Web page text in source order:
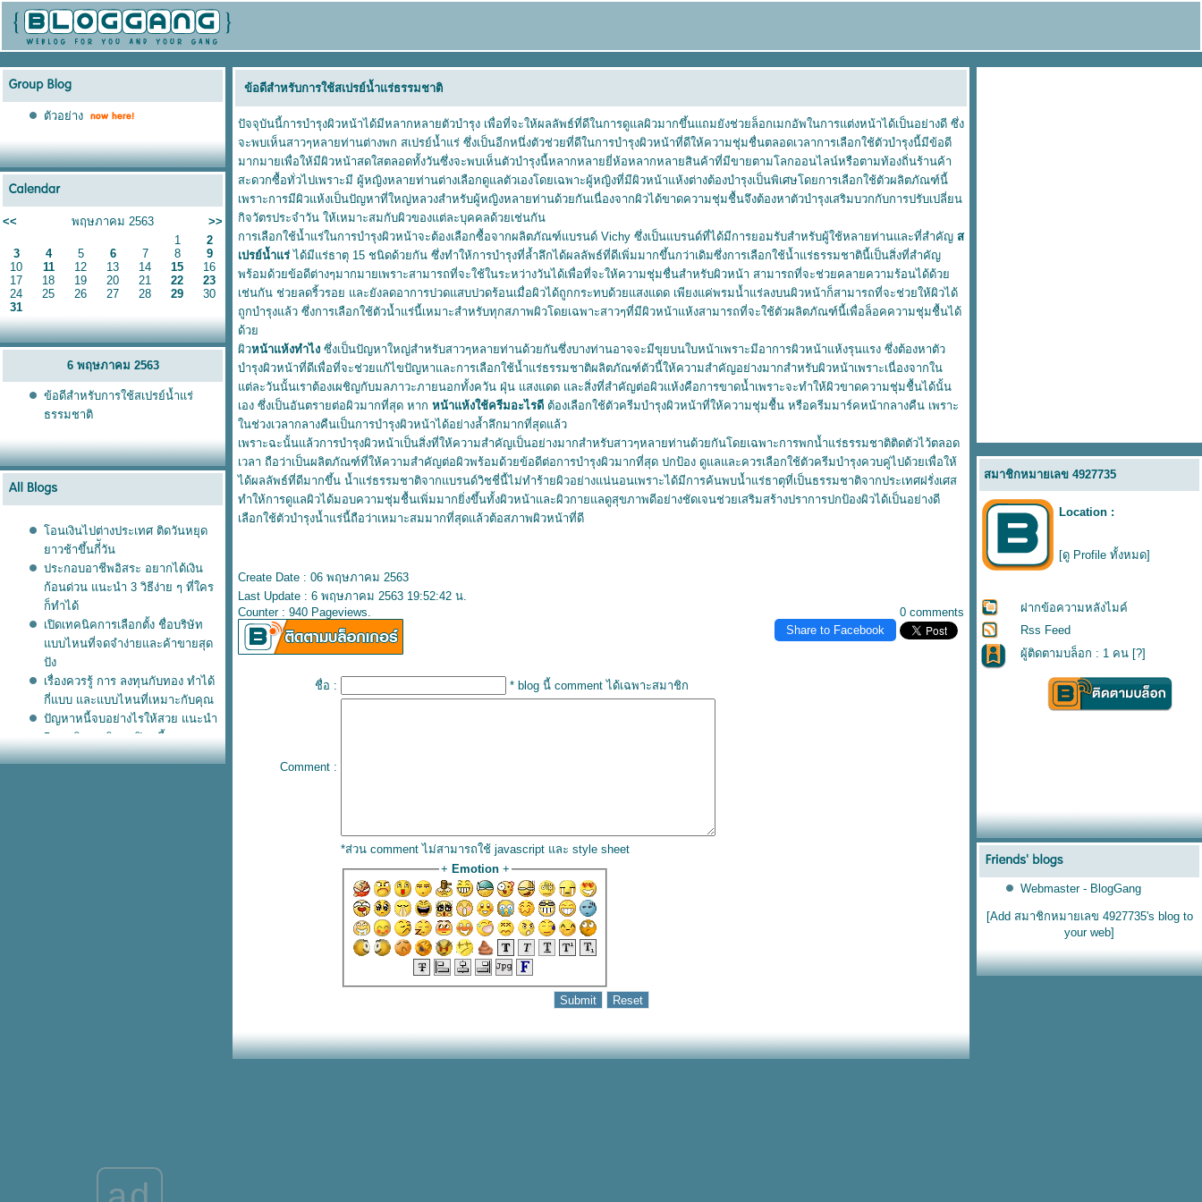
ตัวอย่าง
<< พฤษภาคม 2563
>>
1
2
3
4 5 6 7 8
9
10
11 12 13 14 15
16
17
18 19 20 21 22
23
24
25 26 27 28 29
30
31
6 พฤษภาคม 2563
ข้อดีสำหรับการใช้สเปรย์น้ำแร่
ธรรมชาติ
อนเงินไปต่างประเทศ ติดวันหยุด
าวช้าขึ้นกี่ัวัน
ประกอบอาชีพอิสระ อยากได้เงิน
ก้อนด่วน แนะนำ 3 วิธีง่าย ๆ ที่ใคร
ก็ทำได้
เปิดเทคนิคการเลือกตั้ง ชื่อบริษัท
บบไหนที่จดจำง่ายและค้าขายสุด
ปัง
เรื่องควรรู้ การ ลงทุนกับทอง ทำได้
กี่แบบ และแบบไหนที่เหมาะกับคุณ
ปัญหาหนี้จบอย่างไรให้สวย แนะนำ
5 เทคนิคหาเงินมาปิดหนี้
อปพลิเคชั่นธนาคาร เคล็ดลับโอน
ผ่านแอปธนาคารแบบเข้าใจง่าย แต่
ทำให้ชีวิตง่ายกว่า
ข้อดีสำหรับการใช้สเปรย์น้ำแร่ธรรมชาติ
ปัจจุบันนี้การบำรุงผิวหน้าได้มีหลากหลายตัวบำรุง เพื่อที่จะให้ผลลัพธ์ที่ดีในการดูแลผิวมากขึ้นแถมยังช่วยล็อกเมกอัพในการแต่งหน้าได้เป็นอย่างดี ซึ่ง
จะพบเห็นสาวๆหลายท่านต่างพก สเปรย์น้ำแร่ ซึ่งเป็นอีกหนึ่งตัวช่วยที่ดีในการบำรุงผิวหน้าที่ดีให้ความชุ่มชื่นตลอดเวลาการเลือกใช้ตัวบำรุงนี้มีข้อดี
มากมายเพื่อให้มีผิวหน้าสดใสตลอดทั้งวันซึ่งจะพบเห็นตัวบำรุงนี้หลากหลายยี่ห้อหลากหลายสินค้าที่มีขายตามโลกออนไลน์หรือตามท้องถิ่นร้านค้า
สะดวกซื้อทั่วไปเพราะมี ผู้หญิงหลายท่านต่างเลือกดูแลตัวเองโดยเฉพาะผู้หญิงที่มีผิวหน้าแห้งต่างต้องบำรุงเป็นพิเศษโดยการเลือกใช้ตัวผลิตภัณฑ์นี้
เพราะการมีผิวแห้งเป็นปัญหาที่ใหญ่หลวงสำหรับผู้หญิงหลายท่านด้วยกันเนื่องจากผิวได้ขาดความชุ่มชื้นจึงต้องหาตัวบำรุงเสริมบวกกับการปรับเปลี่ยน
กิจวัตรประจำวัน ให้เหมาะสมกับผิวของแต่ละบุคคลด้วยเช่นกัน
การเลือกใช้น้ำแร่ในการบำรุงผิวหน้าจะต้องเลือกซื้อจากผลิตภัณฑ์แบรนด์ Vichy ซึ่งเป็นแบรนด์ที่ได้มีการยอมรับสำหรับผู้ใช้หลายท่านและที่สำคัญ ส
เปรย์น้ำแร่ ได้มีแร่ธาตุ 15 ชนิดด้วยกัน ซึ่งทำให้การบำรุงที่ล้ำลึกได้ผลลัพธ์ที่ดีเพิ่มมากขึ้นกว่าเดิมซึ่งการเลือกใช้น้ำแร่ธรรมชาตินี้เป็นสิ่งที่สำคัญ
พร้อมด้วยข้อดีต่างๆมากมายเพราะสามารถที่จะใช้ในระหว่างวันได้เพื่อที่จะให้ความชุ่มชื่นสำหรับผิวหน้า สามารถที่จะช่วยคลายความร้อนได้ด้ว
เช่นกัน ช่วยลดริ้วรอย และยังลดอาการปวดแสบปวดร้อนเมื่อผิวได้ถูกกระทบด้วยแสงแดด เพียงแค่พรมน้ำแร่ลงบนผิวหน้าก็สามารถที่จะช่วยให้ผิวได้
ถูกบำรุงแล้ว ซึ่งการเลือกใช้ตัวน้ำแร่นี้เหมาะสำหรับทุกสภาพผิวโดยเฉพาะสาวๆที่มีผิวหน้าแห้งสามารถที่จะใช้ตัวผลิตภัณฑ์นี้เพื่อล็อคความชุ่มชื้นได้
ด้ว
ผิวหน้าแห้งทำไง ซึ่งเป็นปัญหาใหญ่สำหรับสาวๆหลายท่านด้วยกันซึ่งบางท่านอาจจะมีขุยบนใบหน้าเพราะมีอาการผิวหน้าแห้งรุนแรง ซึ่งต้องหาตัว
บำรุงผิวหน้าที่ดีเพื่อที่จะช่วยแก้ไขปัญหาและการเลือกใช้น้ำแร่ธรรมชาติผลิตภัณฑ์ตัวนี้ให้ความสำคัญอย่างมากสำหรับผิวหน้าเพราะเนื่องจากใน
ต่ละวันนั้นเราต้องเผชิญกับมลภาวะภายนอกทั้งควัน ฝุ่น แสงแดด และสิ่งที่สำคัญต่อผิวแห้งคือการขาดน้ำเพราะจะทำให้ผิวขาดความชุ่มชื้นได้นั้น
เอง ซึ่งเป็นอันตรายต่อผิวมากที่สุด หาก หน้าแห้งใช้ครีมอะไรดี ต้องเลือกใช้ตัวครีมบำรุงผิวหน้าที่ให้ความชุ่มชื้น หรือครีมมาร์คหน้ากลางคืน เพราะ
นช่วงเวลากลางคืนเป็นการบำรุงผิวหน้าได้อย่างล้ำลึกมากที่สุดแล้ว
เพราะฉะนั้นแล้วการบำรุงผิวหน้าเป็นสิ่งที่ให้ความสำคัญเป็นอย่างมากสำหรับสาวๆหลายท่านด้วยกันโดยเฉพาะการพกน้ำแร่ธรรมชาติติดตัวไว้ตลอด
เวลา ถือว่าเป็นผลิตภัณฑ์ที่ให้ความสำคัญต่อผิวพร้อมด้วยข้อดีต่อการบำรุงผิวมากที่สุด ปกป้อง ดูแลและควรเลือกใช้ตัวครีมบำรุงควบคู่ไปด้วยเพื่อให้
ได้ผลลัพธ์ที่ดีมากขึ้น น้ำแร่ธรรมชาติจากแบรนด์วิชชี่นี้ไม่ทำร้ายผิวอย่างแน่นอนเพราะได้มีการค้นพบน้ำแร่ธาตุที่เป็นธรรมชาติจากประเทศฝรั่งเศส
ทำให้การดูแลผิวได้มอบความชุ่มชื้นเพิ่มมากยิ่งขึ้นทั้งผิวหน้าและผิวกายแลดูสุขภาพดีอย่างชัดเจนช่วยเสริมสร้างปราการปกป้องผิวได้เป็นอย่างดี
เลือกใช้ตัวบำรุงน้ำแร่นี้ถือว่าเหมาะสมมากที่สุดแล้วต้อสภาพผิวหน้าที่ดี
Create Date : 06 พฤษภาคม 2563
Last Update : 6 พฤษภาคม 2563 19:52:42 น.
0 comments
Counter : 940 Pageviews.
Share to Facebook
ชื่อ : * blog นี้ comment ได้เฉพาะสมาชิก
Comment :
*ส่วน comment ไม่สามารถใช้ javascript และ style sheet
+ Emotion+
สมาชิกหมายเลข 4927735
Location :
[ดู Profile ทั้งหมด]
ฝากข้อความหลังไมค์
Rss Feed
ผู้ติดตามบล็อก : 1 คน [?]
Webmaster - BlogGang
[Add สมาชิกหมายเลข 4927735's blog to
your web]